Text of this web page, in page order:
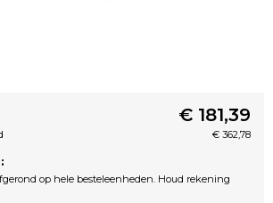
€ 181,39
€ 362,78
:
op hele besteleenheden. Houd rekening